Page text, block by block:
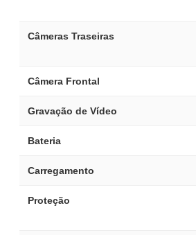
Câmeras Traseiras
Câmera Frontal
Gravação de Vídeo
Bateria
Carregamento
Proteção